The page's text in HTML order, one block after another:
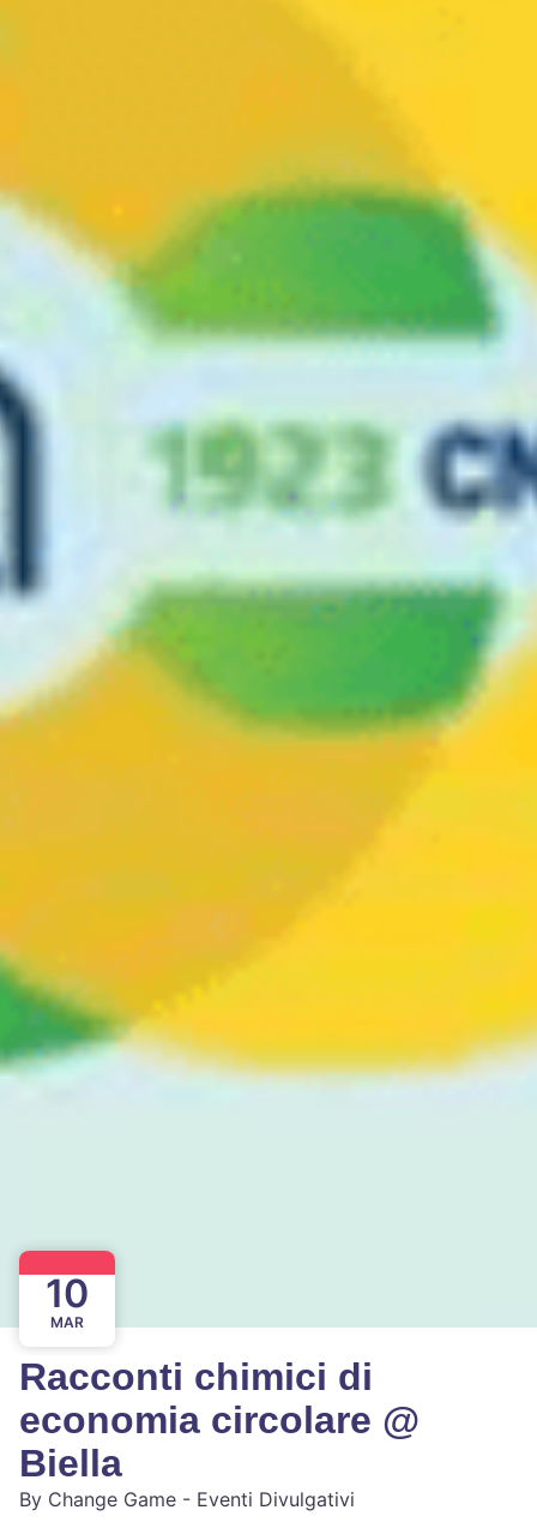
10
MAR
Racconti chimici di
economia circolare @
Biella
By Change Game - Eventi Divulgativi